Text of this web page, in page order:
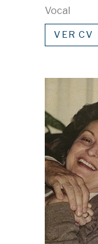
Vocal
VER CV